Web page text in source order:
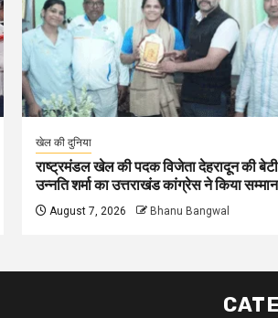
खेल की दुनिया
राष्ट्रमंडल खेल की पदक विजेता देहरादून की बेटी
उन्नति शर्मा का उत्तराखंड कांग्रेस ने किया सम्मान
August 7, 2026 Bhanu Bangwal